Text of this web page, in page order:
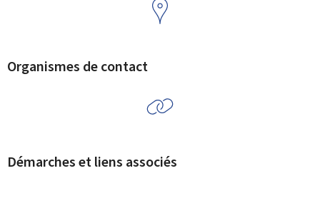
Organismes de contact
Démarches et liens associés